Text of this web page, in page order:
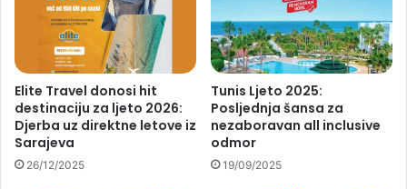
Elite Travel donosi hit
destinaciju za ljeto 2026:
Djerba uz direktne letove iz
Sarajeva
26/12/2025
Tunis Ljeto 2025:
Posljednja šansa za
nezaboravan all inclusive
odmor
19/09/2025